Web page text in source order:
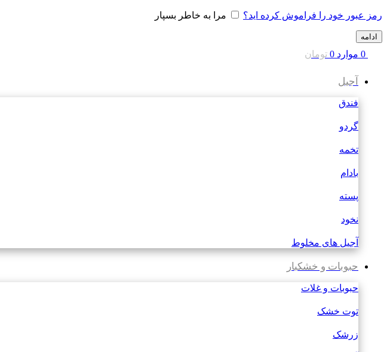
رمز عبور خود را فراموش کرده اید؟ مرا به خاطر بسپار
ادامه
0 موارد 0 تومان
آجیل
فندق
گردو
تخمه
بادام
پسته
نخود
آجیل های مخلوط
حبوبات و خشکبار
حبوبات و غلات
توت خشک
زرشک